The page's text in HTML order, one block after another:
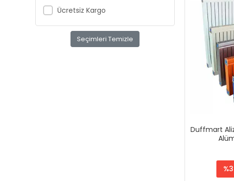
Ücretsiz Kargo
Seçimleri Temizle
Duffmart
%3